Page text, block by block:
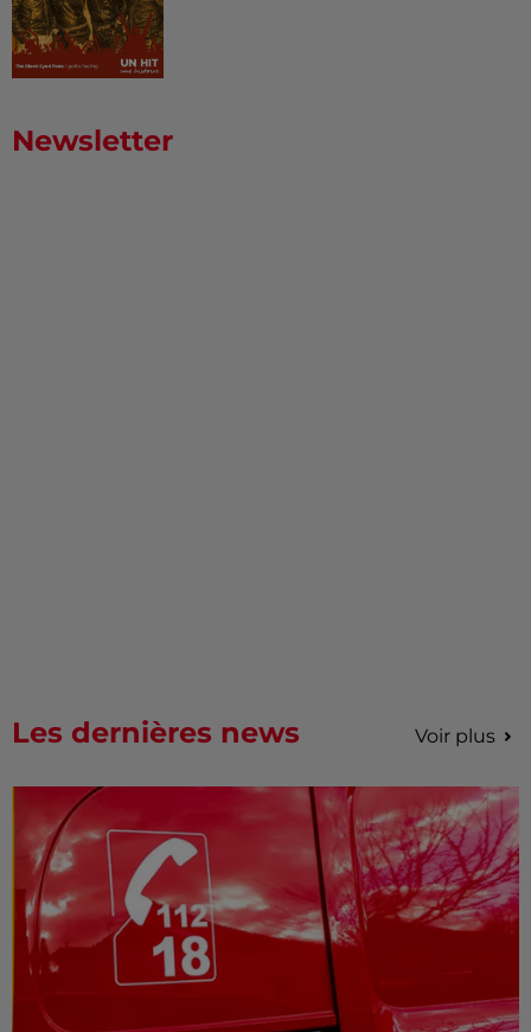
Newsletter
Les dernières news Voir plus